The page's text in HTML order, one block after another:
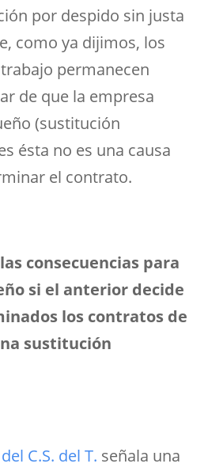
por despido sin justa
como ya dijimos, los
permanecen
de que la empresa
(sustitución
ésta no es una causa
el contrato.
consecuencias para
si el anterior decide
los contratos de
sustitución
C.S. del T. señala una